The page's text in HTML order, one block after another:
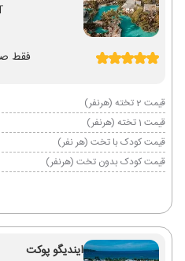
فقط
قیمت 2 تخته (هرنفر)
قیمت 1 تخته (هرنفر)
قیمت کودک با تخت (هر نفر)
قیمت کودک بدون تخت (هرنفر)
ایندیگو پوکت